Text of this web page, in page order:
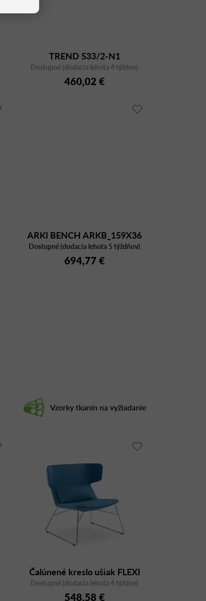
Vzorky tkanín na vyžiadanie
TREND 533/2-N1
Dostupné (dodacia lehota 4 týždne)
460,02 €
ARKI BENCH ARKB_159X36
Dostupné (dodacia lehota 5 týždňov)
694,77 €
Čalúnené kreslo ušiak FLEXI
LOUNGE FL-L-Q s oceľovou
podnožou
Dostupné (dodacia lehota 4 týždne)
548,58 €